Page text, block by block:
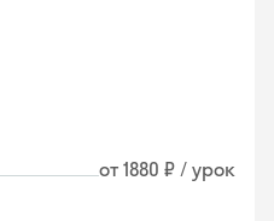
от 1880 ₽ / урок